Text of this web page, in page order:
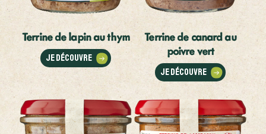
Terrine de lapin au thym
Je découvre
Terrine de canard au
poivre vert
Je découvre